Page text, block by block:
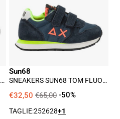
Fluo
Bimbo
-
Blu
Sun68
SNEAKERS SUN68 TOM FLUO
€32,50 €65,00 -50%
TAGLIE:252628+1